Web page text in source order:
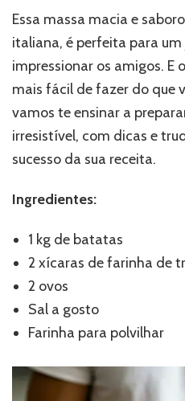
Essa massa macia e
italiana, é perfeita para
impressionar os amigos. E
mais fácil de fazer do que
vamos te ensinar a
irresistível, com dicas e
sucesso da sua receita.
Ingredientes:
1 kg de batatas
2 xícaras de farinha de
2 ovos
Sal a gosto
Farinha para polvilhar